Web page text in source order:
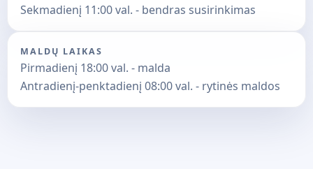
Sekmadienį 11:00 val. - bendras susirinkimas
MALDŲ LAIKAS
Pirmadienį 18:00 val. - malda
Antradienį-penktadienį 08:00 val. - rytinės maldos